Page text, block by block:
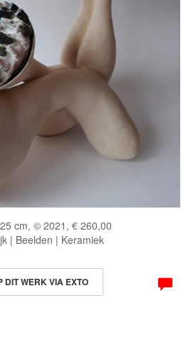
cm, © 2021, € 260,00
| Beelden | Keramiek
DIT WERK VIA EXTO